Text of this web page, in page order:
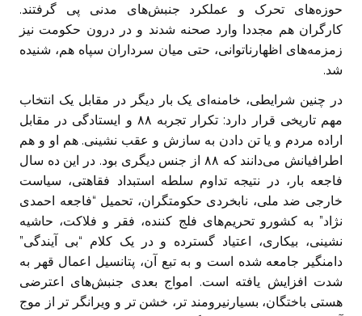
حوزه‌های تحرک و عملکرد جنبش‌های مدنی پی گرفتند.
کارگران هم مجددا وارد صحنه شدند و در درون حکومت نیز
زمزمه‌های اظهارناتوانی، حتی میان سرداران سپاه هم، شنیده
شد.
در چنین شرایطی، خامنه‌ای یک بار دیگر در مقابل یک انتخاب
مهم تاریخی قرار دارد: تکرار تجربه ۸۸ و ایستادگی در مقابل
اراده مردم و یا تن دادن به سازش و عقب نشینی. هم او و هم
اطرافیانش می‌دانند که ۸۸ از جنس دیگری بود. در این ده سال
فاجعه بار، در نتیجه تداوم سلطه استبداد فقاهتی، سیاست
خارجی ضد ملی، نابخردی حکومتگران، تحمیل “فاجعه احمدی
نژاد” به کشورو تحریم‌های فلج کننده، فقر و فلاکت، حاشیه
نشینی، بیکاری، اعتیاد گسترده و در یک کلام “بی آیندگی”
دامنگیر جامعه شده است و به تبع آن، پتانسیل اعمال قهر به
شدت افزایش یافته است. امواج بعدی جنبش‌های اعترضی
هستی باختگان، بسیارنیرومند تر، خشن تر و ویرانگر تر از موج